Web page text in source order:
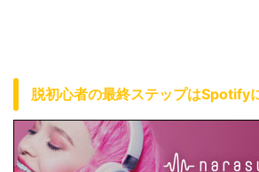
脱初心者の最終ステップはSpotify